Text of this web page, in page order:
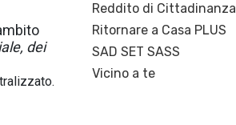
dei
Reddito di Cittadinanza
Ritornare a Casa PLUS
SAD SET SASS
Vicino a te